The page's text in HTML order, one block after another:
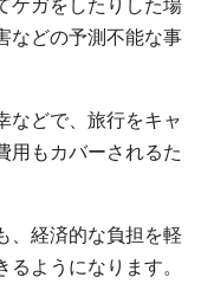
ケガをしたりした場
などの予測不能な事
などで、旅行をキャ
用もカバーされるた
、経済的な負担を軽
ようになります。